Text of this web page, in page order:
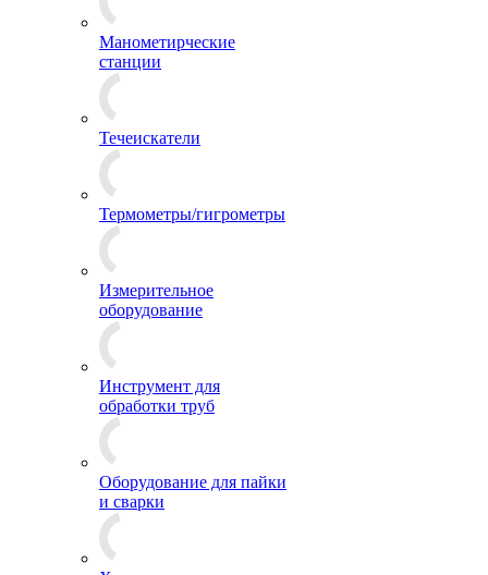
Манометирческие
станции
Течеискатели
Термометры/гигрометры
Измерительное
оборудование
Инструмент для
обработки труб
Оборудование для пайки
и сварки